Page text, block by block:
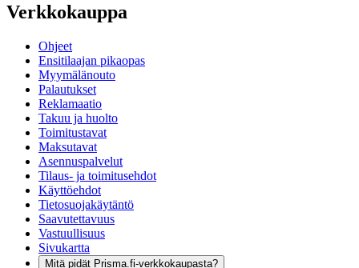
Verkkokauppa
Ohjeet
Ensitilaajan pikaopas
Myymälänouto
Palautukset
Reklamaatio
Takuu ja huolto
Toimitustavat
Maksutavat
Asennuspalvelut
Tilaus- ja toimitusehdot
Käyttöehdot
Tietosuojakäytäntö
Saavutettavuus
Vastuullisuus
Sivukartta
Mitä pidät Prisma.fi-verkkokaupasta?